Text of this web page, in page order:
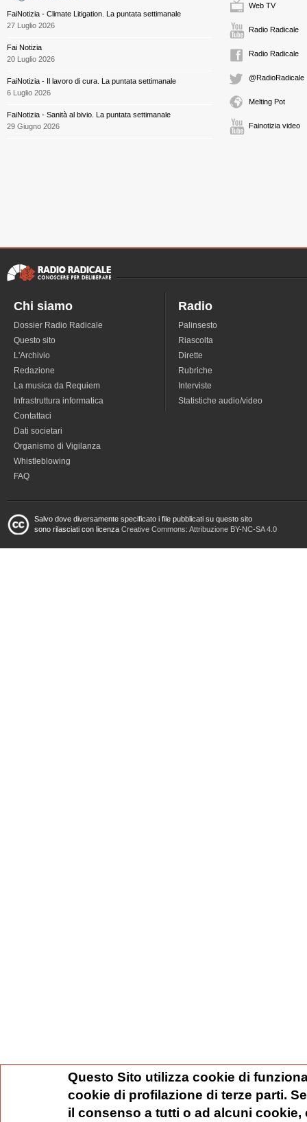
FaiNotizia - Climate Litigation. La puntata settimanale
27 Luglio 2026
Fai Notizia
20 Luglio 2026
FaiNotizia - Il lavoro di cura. La puntata settimanale
6 Luglio 2026
FaiNotizia - Sanità al bivio. La puntata settimanale
29 Giugno 2026
Web TV
Radio Radicale
Radio Radicale
@RadioRadicale
Melting Pot
Fainotizia video
Chi siamo
Dossier Radio Radicale
Questo sito
L'Archivio
Redazione
La musica da Requiem
Infrastruttura informatica
Contattaci
Dati societari
Organismo di Vigilanza
Whistleblowing
FAQ
Radio
Palinsesto
Riascolta
Dirette
Rubriche
Interviste
Statistiche audio/video
Salvo dove diversamente specificato i file pubblicati su questo sito
sono rilasciati con licenza Creative Commons: Attribuzione BY-NC-SA 4.0
Questo Sito utilizza cookie di
cookie di profilazione di terze parti.
il consenso a tutti o ad alcuni